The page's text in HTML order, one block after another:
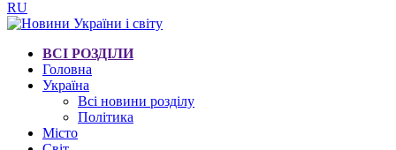
RU
ВСІ РОЗДІЛИ
Головна
Україна
Всі новини розділу
Політика
Місто